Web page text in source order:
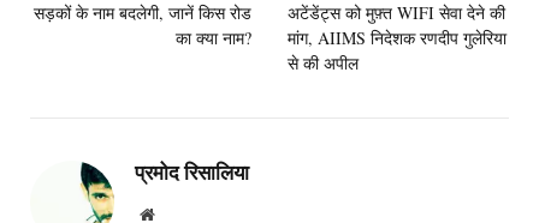
सड़कों के नाम बदलेगी, जानें किस रोड
का क्या नाम?
अटेंडेंट्स को मुफ़्त WIFI सेवा देने की
मांग, AIIMS निदेशक रणदीप गुलेरिया
से की अपील
प्रमोद रिसालिया
Website